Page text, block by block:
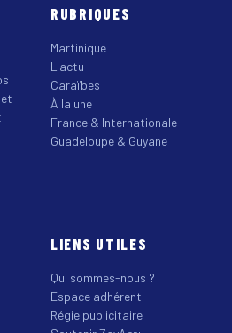
RUBRIQUES
Martinique
L'actu
Caraïbes
À la une
France & Internationale
Guadeloupe & Guyane
LIENS UTILES
Qui sommes-nous ?
Espace adhérent
Régie publicitaire